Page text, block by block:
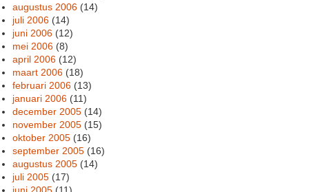
augustus 2006 (14)
juli 2006 (14)
juni 2006 (12)
mei 2006 (8)
april 2006 (12)
maart 2006 (18)
februari 2006 (13)
januari 2006 (11)
december 2005 (14)
november 2005 (15)
oktober 2005 (16)
september 2005 (16)
augustus 2005 (14)
juli 2005 (17)
juni 2005 (11)